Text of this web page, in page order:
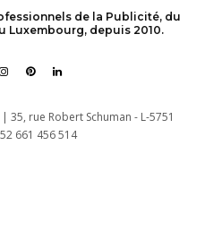
de la Publicité, du
Luxembourg, depuis 2010.
35, rue Robert Schuman - L-5751
661 456 514